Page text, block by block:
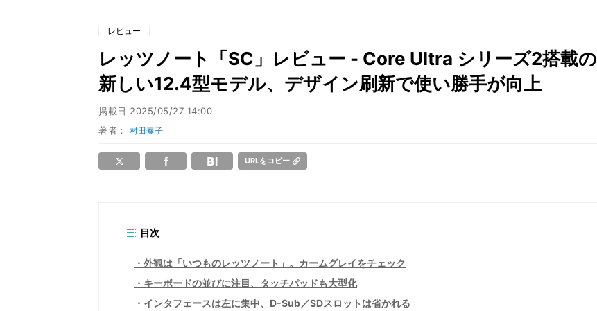
レビュー
レッツノート「SC」レビュー - Core Ultra シリーズ2搭載の
新しい12.4型モデル、デザイン刷新で使い勝手が向上
掲載日 2025/05/27 14:00
著者：村田奏子
URLをコピー
目次
外観は「いつものレッツノート」。カームグレイをチェック
キーボードの並びに注目、タッチパッドも大型化
インタフェースは左に集中、D-Sub／SDスロットは省かれる